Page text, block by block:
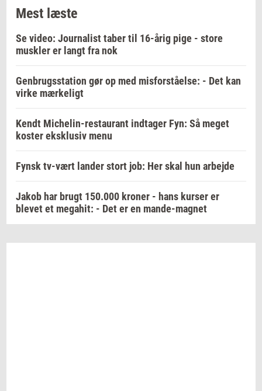
Mest læste
Se video: Journalist taber til 16-årig pige - store
muskler er langt fra nok
Genbrugsstation gør op med misforståelse: - Det kan
virke mærkeligt
Kendt Michelin-restaurant indtager Fyn: Så meget
koster eksklusiv menu
Fynsk tv-vært lander stort job: Her skal hun arbejde
Jakob har brugt 150.000 kroner - hans kurser er
blevet et megahit: - Det er en mande-magnet